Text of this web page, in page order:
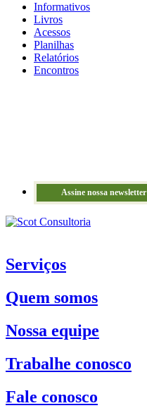
Informativos
Livros
Acessos
Planilhas
Relatórios
Encontros
Assine nossa newsletter
Serviços
Quem somos
Nossa equipe
Trabalhe conosco
Fale conosco